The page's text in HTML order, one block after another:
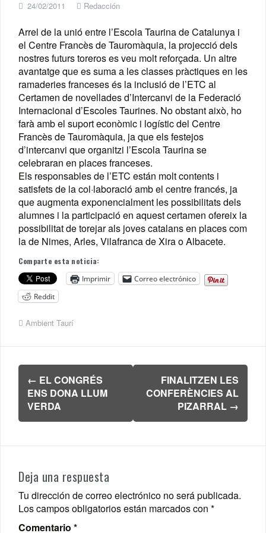
24/02/2011 Redacción
Arrel de la unió entre l’Escola Taurina de Catalunya i
el Centre Francès de Tauromàquia, la projecció dels
nostres futurs toreros es veu molt reforçada. Un altre
avantatge que es suma a les classes pràctiques en les
ramaderies franceses és la inclusió de l’ETC al
Certamen de novellades d’Intercanvi de la Federació
Internacional d’Escoles Taurines. No obstant això, ho
farà amb el suport econòmic i logístic del Centre
Francès de Tauromàquia, ja que els festejos
d’intercanvi que organitzi l’Escola Taurina se
celebraran en places franceses.
Els responsables de l’ETC están molt contents i
satisfets de la col·laboració amb el centre francés, ja
que augmenta exponencialment les possibilitats dels
alumnes i la participació en aquest certamen ofereix la
possibilitat de torejar als joves catalans en places com
la de Nimes, Arles, Vilafranca de Xira o Albacete.
Comparte esta noticia:
Imprimir
Correo electrónico
Reddit
Ambient Taurí
Navegación
de
entradas
← EL CONGRÉS
ENS DONA LLUM
VERDA
FINALITZEN LES
CONFERÈNCIES AL
PIZARRAL →
Deja una respuesta
Tu dirección de correo electrónico no será publicada.
Los campos obligatorios están marcados con *
Comentario *